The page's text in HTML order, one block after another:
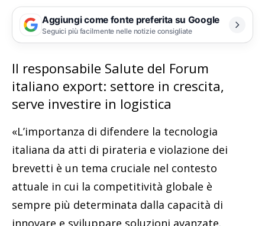
Aggiungi come fonte preferita su Google
Seguici più facilmente nelle notizie consigliate
Il responsabile Salute del Forum
italiano export: settore in crescita,
serve investire in logistica
«L’importanza di difendere la tecnologia
italiana da atti di pirateria e violazione dei
brevetti è un tema cruciale nel contesto
attuale in cui la competitività globale è
sempre più determinata dalla capacità di
innovare e sviluppare soluzioni avanzate.